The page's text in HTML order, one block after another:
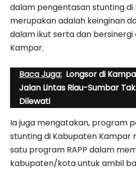
dalam pengentasan stunting
merupakan adalah keinginan
dalam ikut serta dan
Kampar.
Baca Juga: Longsor di
Jalan Lintas Riau-Sumbar
Dilewati
Ia juga mengatakan, program
stunting di Kabupaten Kampar
satu program RAPP dalam
kabupaten/kota untuk ambil